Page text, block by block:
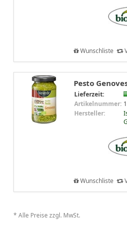
Wunschliste
Pesto
Lieferzeit:
Artikelnummer:
Hersteller:
Wunschliste
* Alle Preise zzgl. MwSt.